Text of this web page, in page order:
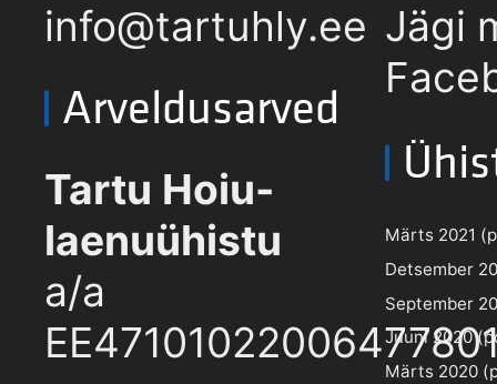
info@tartuhly.ee
Arveldusarved
Tartu Hoiu-
laenuühistu
a/a
Jägi
Märts 2021
Detsember
September
Juuni 2020
Märts 2020